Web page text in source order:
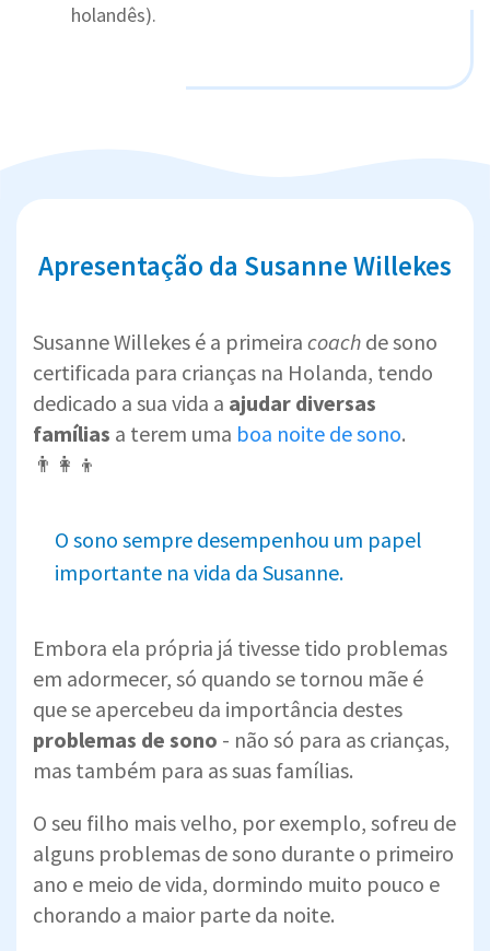
holandês).
Apresentação da Susanne Willekes
Susanne Willekes é a primeira coach de sono
certificada para crianças na Holanda, tendo
dedicado a sua vida a ajudar diversas
famílias a terem uma boa noite de sono.
👨‍👩‍👦
O sono sempre desempenhou um papel
importante na vida da Susanne.
Embora ela própria já tivesse tido problemas
em adormecer, só quando se tornou mãe é
que se apercebeu da importância destes
problemas de sono - não só para as crianças,
mas também para as suas famílias.
O seu filho mais velho, por exemplo, sofreu de
alguns problemas de sono durante o primeiro
ano e meio de vida, dormindo muito pouco e
chorando a maior parte da noite.